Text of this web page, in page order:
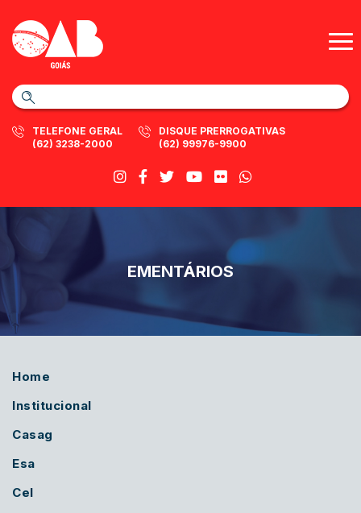
TELEFONE GERAL
(62) 3238-2000
DISQUE PRERROGATIVAS
(62) 99976-9900
EMENTÁRIOS
Home
Institucional
Casag
Esa
Cel